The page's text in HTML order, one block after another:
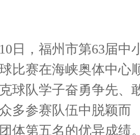
日，福州市第63届中
比赛在海峡奥体中心
球队学子奋勇争先、
多参赛队伍中脱颖而
体第五名的优异成绩。